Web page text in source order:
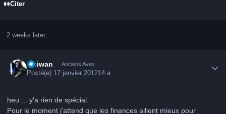
Citer
2 weeks later...
Obiwan Anciens Avex
Posté(e) 17 janvier 201214 a
heu ... y'a rien de spécial.
Pour le moment j'attend que les finances aillent mieux pour